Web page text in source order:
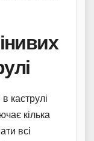
каструлі
кілька
всі